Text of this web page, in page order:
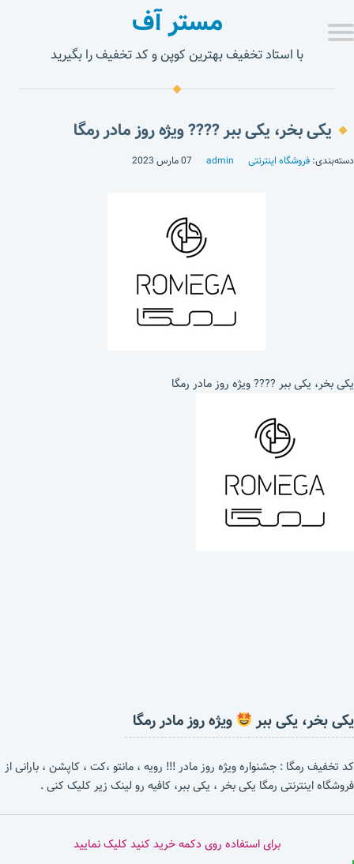
مستر آف
با استاد تخفیف بهترین کوپن و کد تخفیف را بگیرید
یکی بخر، یکی ببر ???? ویژه روز مادر رمگا
دسته‌بندی: فروشگاه اینترنتی admin 07 مارس 2023
یکی بخر، یکی ببر ???? ویژه روز مادر رمگا
یکی بخر، یکی ببر ویژه روز مادر رمگا
کد تخفیف رمگا : جشنواره ویژه روز مادر !!! رویه ، مانتو ،کت ، کاپشن ، بارانی از
فروشگاه اینترنتی رمگا یکی بخر ، یکی ببر، کافیه رو لینک زیر کلیک کنی .
برای استفاده روی دکمه خرید کنید کلیک نمایید